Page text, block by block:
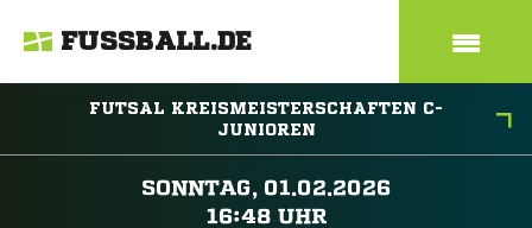
FUSSBALL.DE
FUTSAL KREISMEISTERSCHAFTEN C-
JUNIOREN
 
 